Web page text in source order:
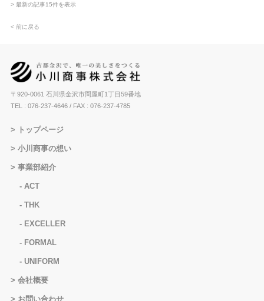
> 最新の記事15件を表示
< 前に戻る
〒920-0061 石川県金沢市問屋町1丁目59番地
TEL : 076-237-4646/ FAX : 076-237-4785
トップページ
小川商事の想い
事業部紹介
ACT
THK
EXCELLER
FORMAL
UNIFORM
会社概要
お問い合わせ